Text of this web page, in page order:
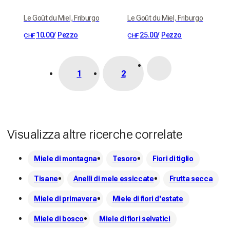
Le Goût du Miel, Friburgo
CHF 10.00/ Pezzo
Le Goût du Miel, Friburgo
CHF 25.00/ Pezzo
1 2
Visualizza altre ricerche correlate
Miele di montagna Tesoro Fiori di tiglio
Tisane Anelli di mele essiccate Frutta secca
Miele di primavera Miele di fiori d'estate
Miele di bosco Miele di fiori selvatici